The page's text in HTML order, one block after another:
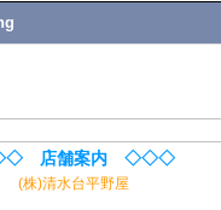
店舗案内 ◇◇◇
(株)清水台平野屋